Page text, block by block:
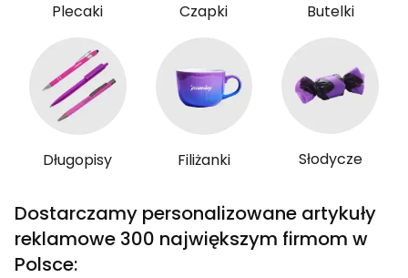
Plecaki Czapki Butelki
Długopisy Filiżanki Słodycze
Dostarczamy personalizowane artykuły
reklamowe 300 największym firmom w
Polsce: